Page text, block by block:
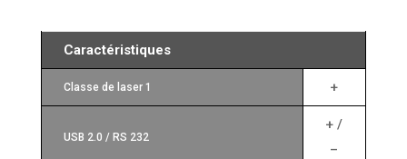
Caractéristiques
Classe de laser 1 +
USB 2.0 / RS 232
+ /
–